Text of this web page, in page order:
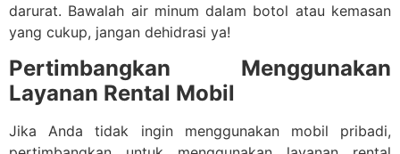
darurat. Bawalah air minum dalam botol atau kemasan
yang cukup, jangan dehidrasi ya!
Pertimbangkan Menggunakan
Layanan Rental Mobil
Jika Anda tidak ingin menggunakan mobil pribadi,